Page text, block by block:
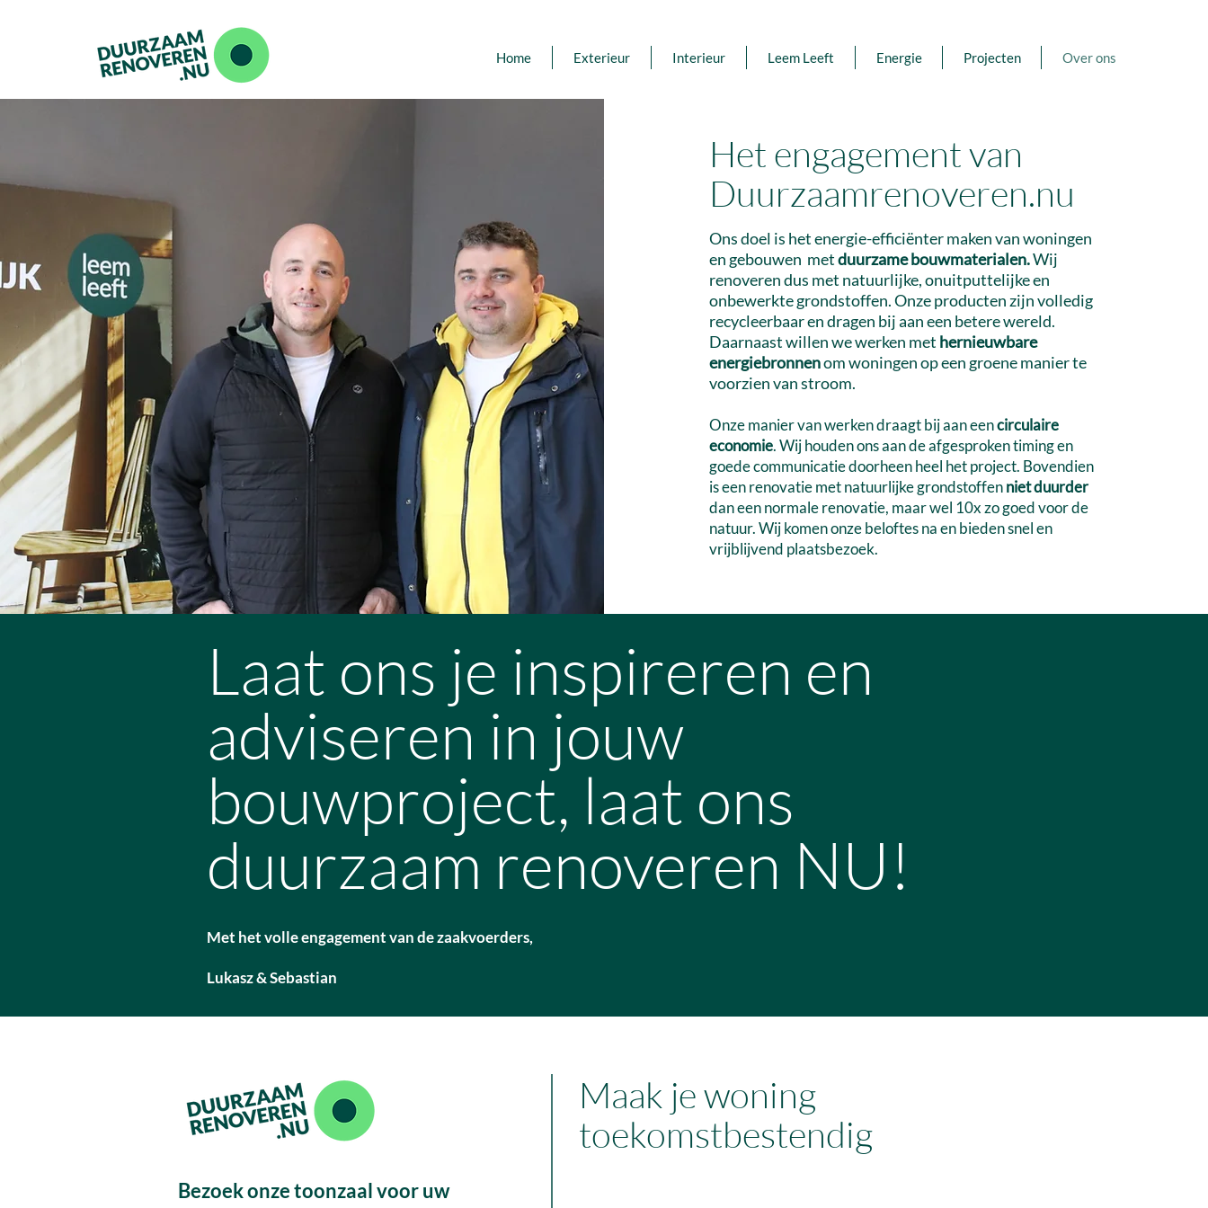
Home Exterieur Interieur Leem Leeft Energie Projecten Over ons
Het engagement van
Duurzaamrenoveren.nu
Ons doel is het energie-efficiënter maken van woningen
en gebouwen metduurzame bouwmaterialen.Wij
renoveren dus met natuurlijke, onuitputtelijke en
onbewerkte grondstoffen. Onze producten zijn volledig
recycleerbaar en dragen bij aan een betere wereld.
Daarnaast willen we werken met hernieuwbare
energiebronnenom woningen op een groene manier te
voorzien van stroom.
Onze manier van werken draagt bij aan eencirculaire
economie. Wij houden ons aan de afgesproken timing en
goede communicatie doorheen heel het project. Bovendien
is een renovatie met natuurlijke grondstoffenniet duurder
dan een normale renovatie, maar wel 10x zo goed voor de
natuur. Wij komen onze beloftes na en bieden snel en
vrijblijvend plaatsbezoek.
Laat ons je inspireren en
adviseren in jouw
bouwproject, laat ons
duurzaam renoveren NU!
Met het volle engagement van de zaakvoerders,
Lukasz & Sebastian
Maak je woning
toekomstbestendig
Bezoek onze toonzaal voor uw